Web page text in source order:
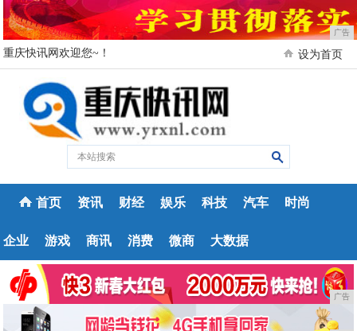
广告
重庆快讯网欢迎您~！ 设为首页
首页 资讯 财经 娱乐 科技 汽车 时尚
企业 游戏 商讯 消费 微商 大数据
广告